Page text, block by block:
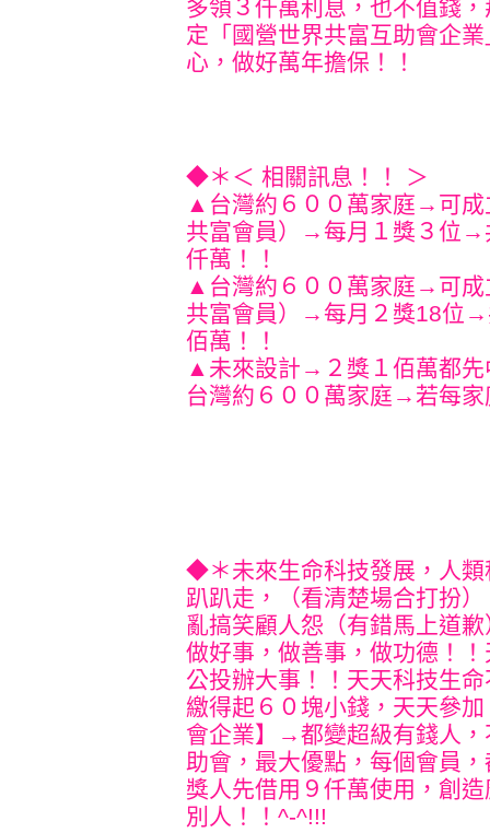
多領３仟萬利息，也不值錢
定「國營世界共富互助會企
心，做好萬年擔保！！
◆＊＜ 相關訊息！！ ＞
▲台灣約６００萬家庭→可成
共富會員）→每月１獎３位→
仟萬！！
▲台灣約６００萬家庭→可成
共富會員）→每月２獎18位→
佰萬！！
▲未來設計→２獎１佰萬都
台灣約６００萬家庭→若每
◆＊未來生命科技發展，人
趴趴走，（看清楚場合打扮
亂搞笑顧人怨（有錯馬上道
做好事，做善事，做功德！
公投辦大事！！天天科技生
繳得起６０塊小錢，天天參
會企業】→都變超級有錢人
助會，最大優點，每個會員
獎人先借用９仟萬使用，創
別人！！^-^!!!